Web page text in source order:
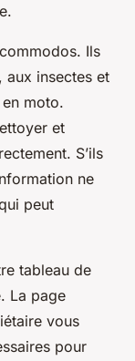
Ils
aux insectes et
moto.
et
S’ils
ne
peut
tableau de
La page
vous
pour